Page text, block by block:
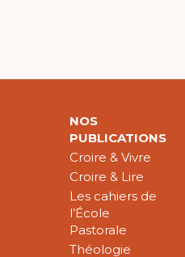
NOS
PUBLICATIONS
Croire & Vivre
Croire & Lire
Les cahiers de
l’École
Pastorale
Théologie